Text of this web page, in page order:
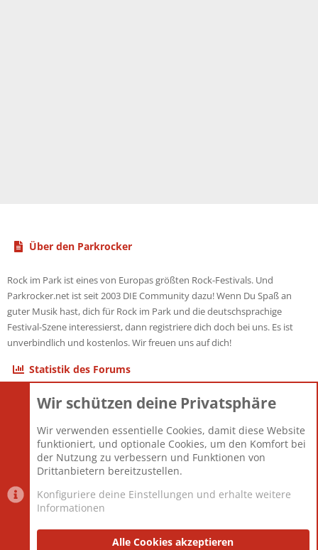
Über den Parkrocker
Rock im Park ist eines von Europas größten Rock-Festivals. Und
Parkrocker.net ist seit 2003 DIE Community dazu! Wenn Du Spaß an
guter Musik hast, dich für Rock im Park und die deutschsprachige
Festival-Szene interessierst, dann registriere dich doch bei uns. Es ist
unverbindlich und kostenlos. Wir freuen uns auf dich!
Statistik des Forums
Themen
Mitglieder
12.427
Neuestes Mitglied
Berlin
Datenschutzerklärung Impressum
Wir schützen deine Privatsphäre
Wir verwenden essentielle Cookies, damit diese Website
funktioniert, und optionale Cookies, um den Komfort bei
der Nutzung zu verbessern und Funktionen von
Drittanbietern bereitzustellen.
Konfiguriere deine Einstellungen und erhalte weitere
Informationen
Alle Cookies akzeptieren